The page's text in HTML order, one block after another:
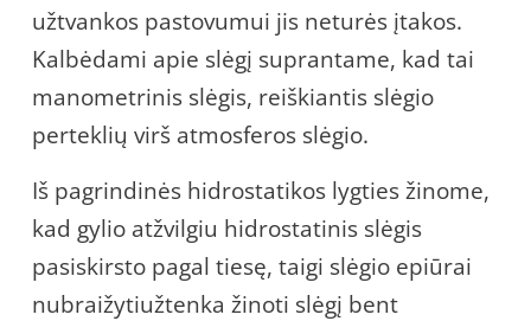
užtvankos pastovumui jis neturės įtakos.
Kalbėdami apie slėgį suprantame, kad tai
manometrinis slėgis, reiškiantis slėgio
perteklių virš atmosferos slėgio.
Iš pagrindinės hidrostatikos lygties žinome,
kad gylio atžvilgiu hidrostatinis slėgis
pasiskirsto pagal tiesę, taigi slėgio epiūrai
nubraižytiužtenka žinoti slėgį bent